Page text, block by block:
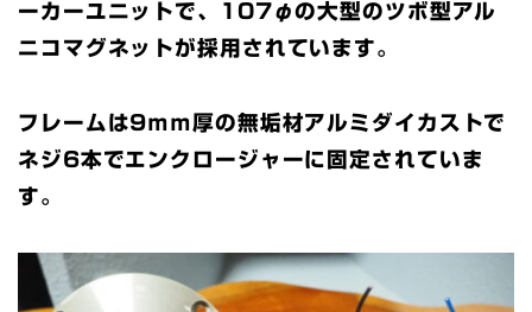
ーカーユニットで、107φの大型のツボ型アル
ニコマグネットが採用されています。
フレームは9ｍｍ厚の無垢材アルミダイカストで
ネジ6本でエンクロージャーに固定されていま
す。